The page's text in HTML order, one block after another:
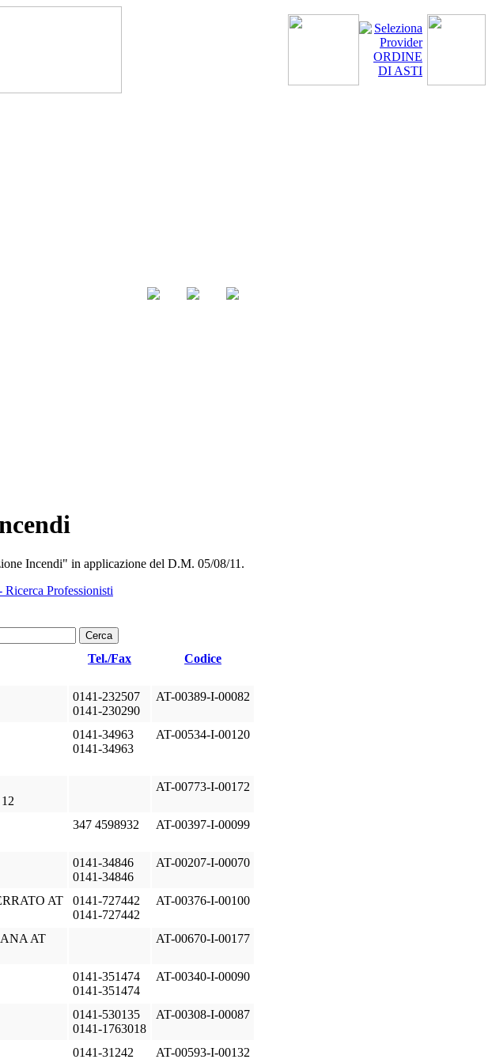
Incendi" in applicazione del D.M. 05/08/11.
Professionisti
Tel./Fax Codice
0141-232507
0141-230290
AT-00389-I-00082
0141-34963
0141-34963
AT-00534-I-00120
AT-00773-I-00172
347 4598932 AT-00397-I-00099
0141-34846
0141-34846
AT-00207-I-00070
AT
0141-727442
0141-727442
AT-00376-I-00100
AT
AT-00670-I-00177
0141-351474
0141-351474
AT-00340-I-00090
0141-530135
0141-1763018
AT-00308-I-00087
0141-31242 AT-00593-I-00132